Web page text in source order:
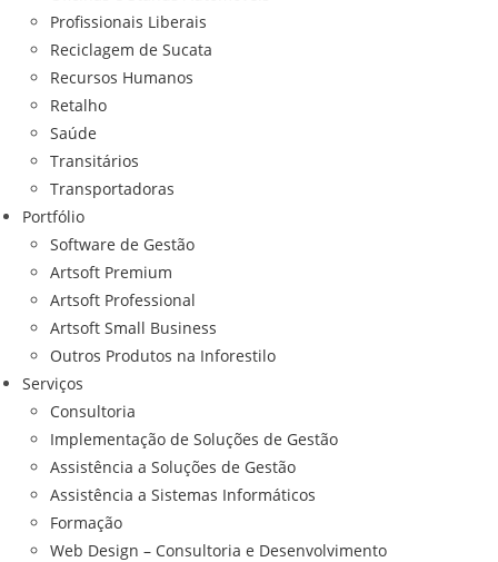
Profissionais Liberais
Reciclagem de Sucata
Recursos Humanos
Retalho
Saúde
Transitários
Transportadoras
Portfólio
Software de Gestão
Artsoft Premium
Artsoft Professional
Artsoft Small Business
Outros Produtos na Inforestilo
Serviços
Consultoria
Implementação de Soluções de Gestão
Assistência a Soluções de Gestão
Assistência a Sistemas Informáticos
Formação
Web Design – Consultoria e Desenvolvimento